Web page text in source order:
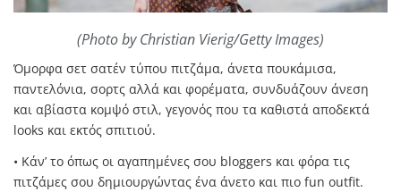
(Photo by Christian Vierig/Getty Images)
Όµορφα σετ σατέν τύπου πιτζάµα, άνετα πουκάµισα,
παντελόνια, σορτς αλλά και φορέµατα, συνδυάζουν άνεση
και αβίαστα κοµψό στιλ, γεγονός που τα καθιστά αποδεκτά
looks και εκτός σπιτιού.
• Κάν’ το όπως οι αγαπηµένες σου bloggers και φόρα τις
πιτζάµες σου δηµιουργώντας ένα άνετο και πιο fun outfit.